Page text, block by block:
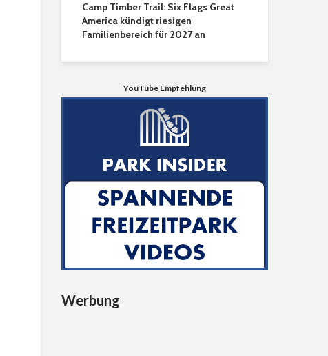
Camp Timber Trail: Six Flags Great
America kündigt riesigen
Familienbereich für 2027 an
YouTube Empfehlung
Werbung